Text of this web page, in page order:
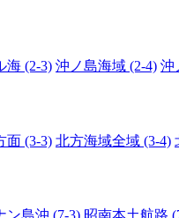
海 (2-3) 沖ノ島海域 (2-4) 沖
面 (3-3) 北方海域全域 (3-4)